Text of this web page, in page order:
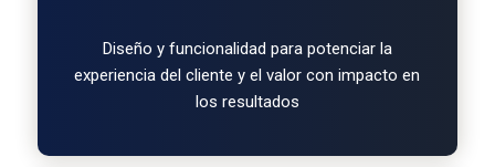
Diseño y funcionalidad para potenciar la
experiencia del cliente y el valor con impacto en
los resultados